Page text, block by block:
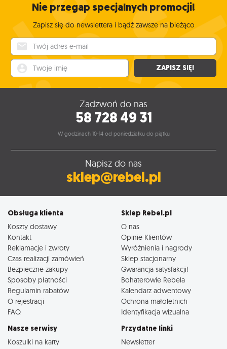
Nie przegap specjalnych promocji!
Zapisz się do newslettera i bądź zawsze na bieżąco
ZAPISZ SIĘ!
Zadzwoń do nas
58 728 49 31
W godzinach 10-14 od poniedziałku do piątku
Napisz do nas
sklep@rebel.pl
Obsługa klienta
Koszty dostawy
Kontakt
Reklamacje i zwroty
Czas realizacji zamówień
Bezpieczne zakupy
Sposoby płatności
Regulamin rabatów
O rejestracji
FAQ
Sklep Rebel.pl
O nas
Opinie Klientów
Wyróżnienia i nagrody
Sklep stacjonarny
Gwarancja satysfakcji!
Bohaterowie Rebela
Kalendarz adwentowy
Ochrona małoletnich
Identyfikacja wizualna
Nasze serwisy
Koszulki na karty
Przydatne linki
Newsletter